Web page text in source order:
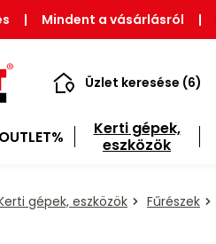
| Mindent a vásárlásról |
Üzlet keresése (6)
OUTLET%
Kerti gépek,
eszközök
gépek, eszközök Fűrészek